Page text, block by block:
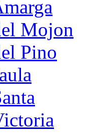
Mojon
Pino